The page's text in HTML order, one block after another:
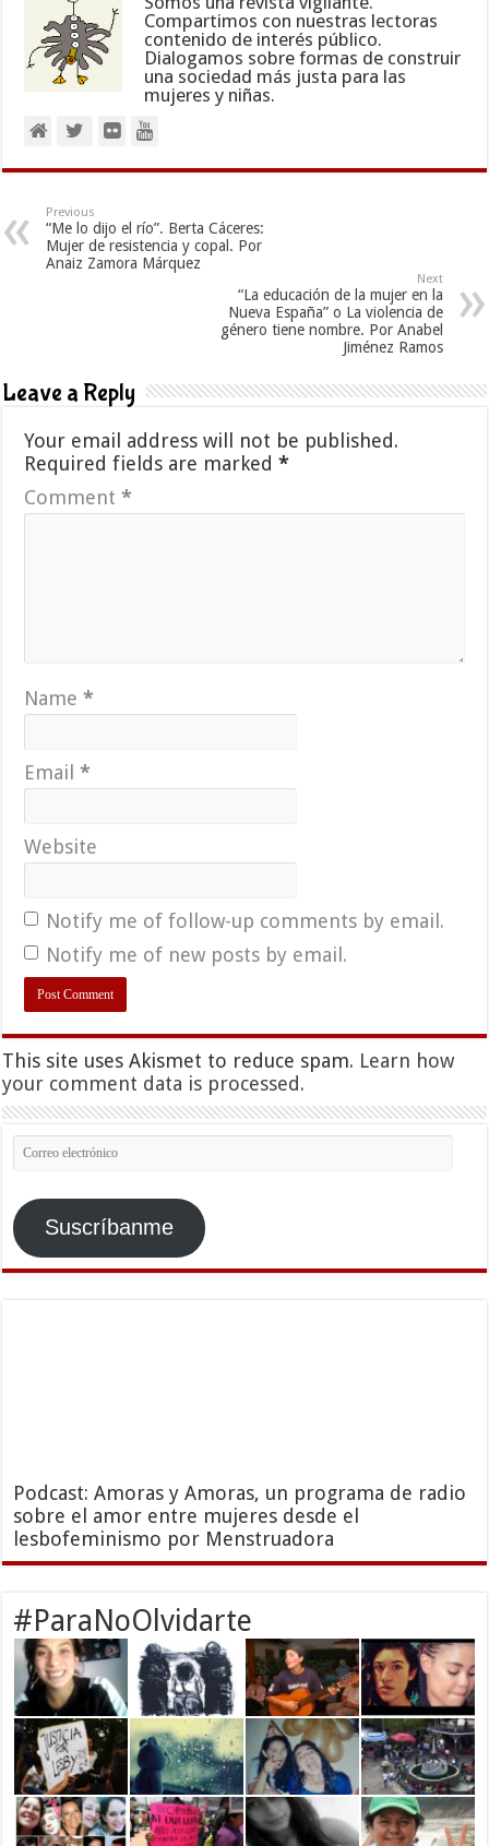
Compartimos con nuestras lectoras
contenido de interés público.
Dialogamos sobre formas de construir
una sociedad más justa para las
mujeres y niñas.
Previous
“Me lo dijo el río”. Berta Cáceres:
Mujer de resistencia y copal. Por
Anaiz Zamora Márquez
Next
“La educación de la mujer en la
Nueva España” o La violencia de
género tiene nombre. Por Anabel
Jiménez Ramos
Leave a Reply
Your email address will not be published.
Required fields are marked*
Comment*
Name*
Email*
Website
Notify me of follow-up comments by email.
Notify me of new posts by email.
This site uses Akismet to reduce spam. Learn how
your comment data is processed.
Correo
electrónico
Suscríbanme
Podcast: Amoras y Amoras, un programa de radio
sobre el amor entre mujeres desde el
lesbofeminismo por Menstruadora
#ParaNoOlvidarte